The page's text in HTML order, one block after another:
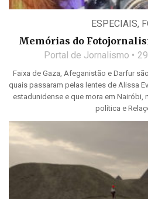
ESPECIAIS,
Memórias do
Portal de Jornalismo
Faixa de Gaza, Afeganistão e Darfur
quais passaram pelas lentes de Alissa
estadunidense e que mora em Nairóbi,
política e